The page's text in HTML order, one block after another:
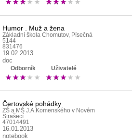
Humor . Muž a žena
Základní škola Chomutov, Písečná
5144
831476
19.02.2013
doc
Odborník Uživatelé
Čertovské pohádky
ZŠ a MŠ J.A.Komenského v Novém
Strašecí
47014491
16.01.2013
notebook